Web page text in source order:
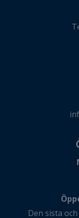
Den sista